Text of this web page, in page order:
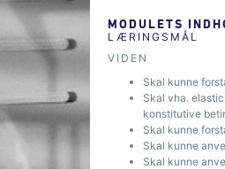
MODULETS
LÆRINGSMÅL
VIDEN
Skal kunne
Skal vha.
konstitutive
Skal kunne
Skal kunne
Skal kunne